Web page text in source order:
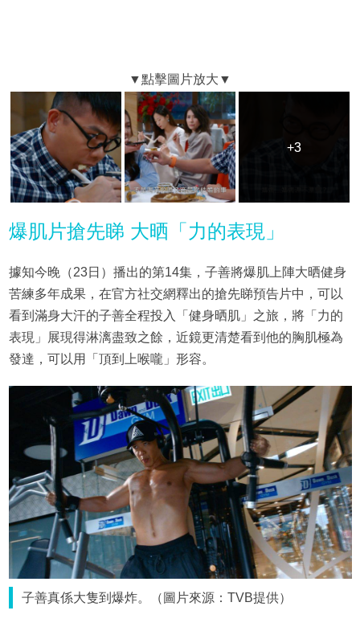
+3
+3
爆肌片搶先睇 大晒「力的表現」
據知今晚（23日）播出的第14集，子善將爆肌上陣大晒健身
苦練多年成果，在官方社交網釋出的搶先睇預告片中，可以
看到滿身大汗的子善全程投入「健身晒肌」之旅，將「力的
表現」展現得淋漓盡致之餘，近鏡更清楚看到他的胸肌極為
發達，可以用「頂到上喉嚨」形容。
子善真係大隻到爆炸。（圖片來源：TVB提供）